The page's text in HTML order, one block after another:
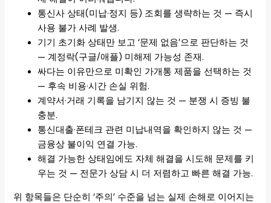
통신사 상태(미납·정지 등) 조회를 생략하는 것 — 즉시
사용 불가 사례 발생.
기기 초기화 상태만 보고 ‘문제 없음’으로 판단하는 것
— 계정락(구글/애플) 미해제 가능성 존재.
싸다는 이유만으로 미확인 가개통 제품을 선택하는 것
— 후속 비용·시간 손실 위험.
계약서·거래 기록을 남기지 않는 것 — 분쟁 시 증빙 불
충분.
통신대출·폰테크 관련 미납내역을 확인하지 않는 것 —
금융상 불이익 연결 가능.
해결 가능한 상태임에도 자체 해결을 시도해 문제를 키
우는 것 — 전문가 상담 시 더 저렴하고 빠른 해결 가능.
위 항목들은 단순히 ‘주의’ 수준을 넘는 실제 손해로 이어지는